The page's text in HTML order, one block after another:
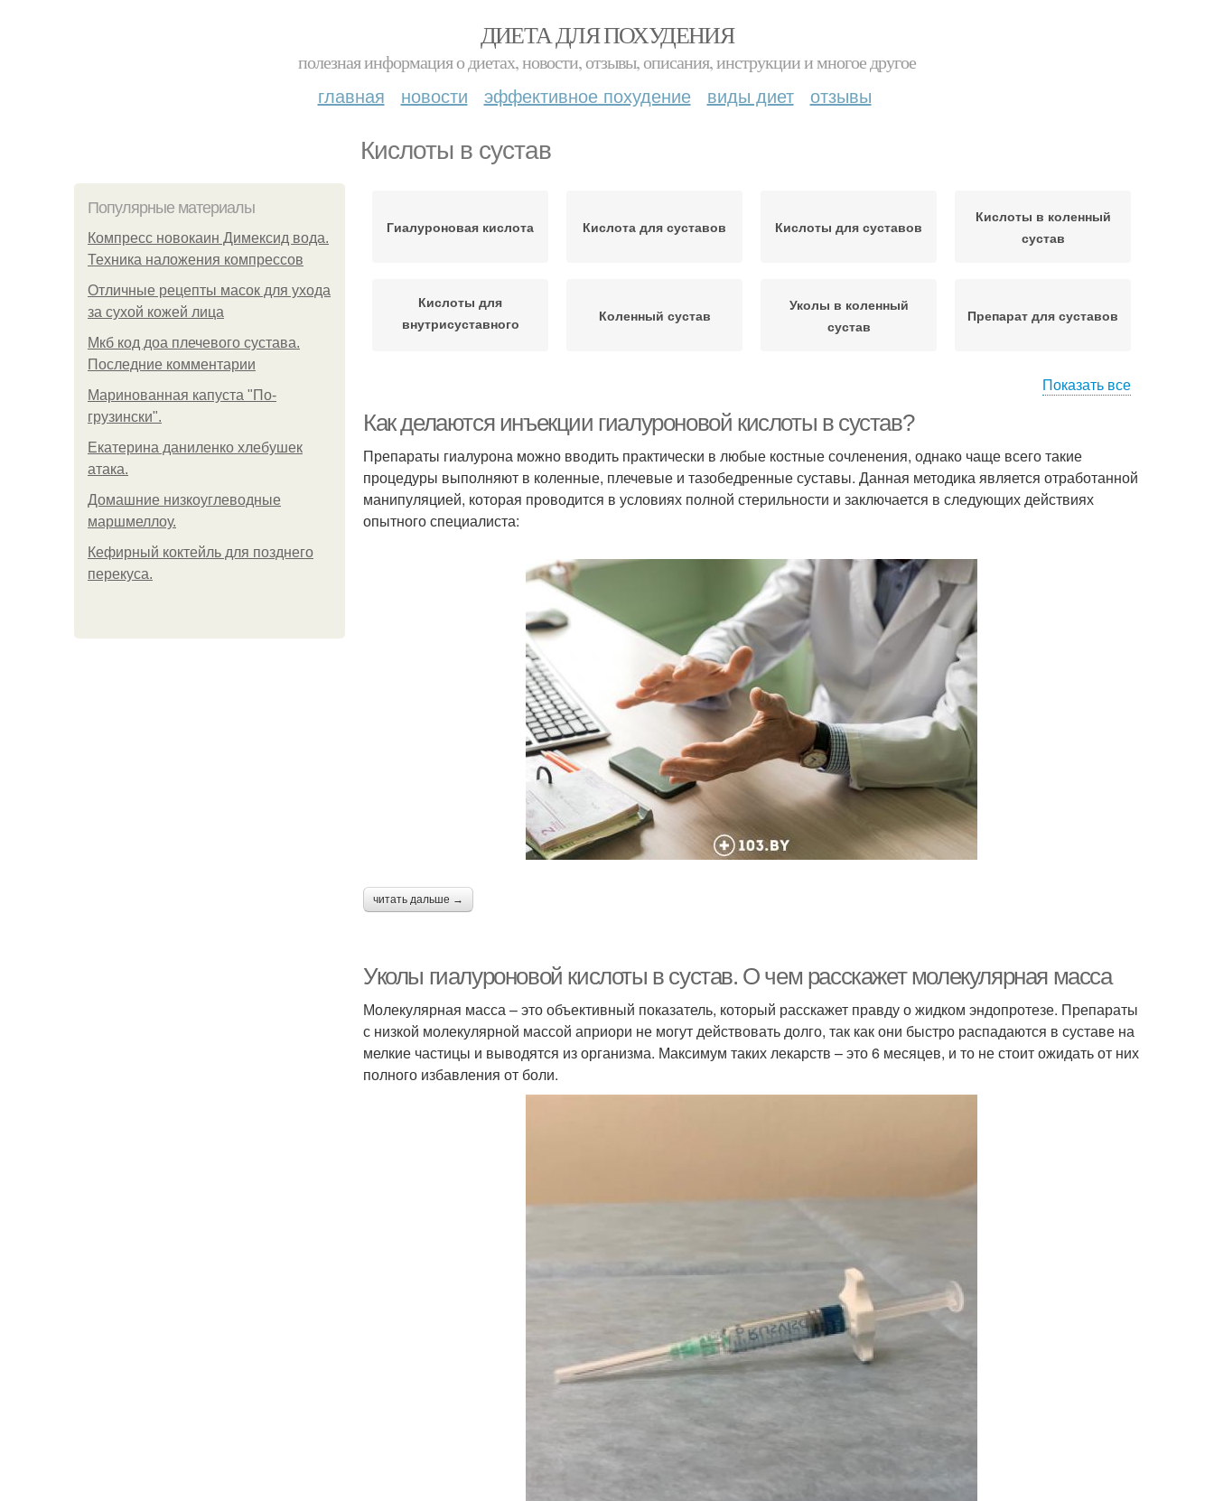
ДИЕТА ДЛЯ ПОХУДЕНИЯ
полезная информация о диетах, новости, отзывы, описания, инструкции и многое другое
главная новости эффективное похудение виды диет отзывы
Кислоты в сустав
Популярные материалы
Компресс новокаин Димексид вода.
Техника наложения компрессов
Отличные рецепты масок для ухода
за сухой кожей лица
Мкб код доа плечевого сустава.
Последние комментарии
Маринованная капуста "По-
грузински".
Екатерина даниленко хлебушек
атака.
Домашние низкоуглеводные
маршмеллоу.
Кефирный коктейль для позднего
перекуса.
Гиалуроновая кислота Кислота для суставов Кислоты для суставов
Кислоты в коленный
сустав
Кислоты для
внутрисуставного
Коленный сустав
Уколы в коленный
сустав
Препарат для суставов
гиалуроновой кислотой
Кислоты в плечевой
Кислоты в колено
Показать все
Как делаются инъекции гиалуроновой кислоты в сустав?
Препараты гиалурона можно вводить практически в любые костные сочленения, однако чаще всего такие
процедуры выполняют в коленные, плечевые и тазобедренные суставы. Данная методика является отработанной
манипуляцией, которая проводится в условиях полной стерильности и заключается в следующих действиях
опытного специалиста:
читать дальше →
Уколы гиалуроновой кислоты в сустав. О чем расскажет молекулярная масса
Молекулярная масса – это объективный показатель, который расскажет правду о жидком эндопротезе. Препараты
с низкой молекулярной массой априори не могут действовать долго, так как они быстро распадаются в суставе на
мелкие частицы и выводятся из организма. Максимум таких лекарств – это 6 месяцев, и то не стоит ожидать от них
полного избавления от боли.